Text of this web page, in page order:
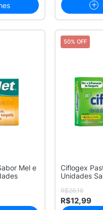
Mel e
50% OFF
Ciflogex
Unidades
R$26,16
R$12,99